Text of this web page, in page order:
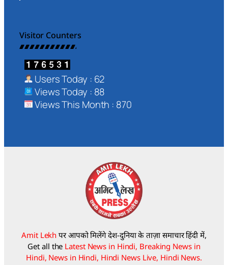
Visitor Counters
Users Today : 62
Views Today : 88
Views This Month : 870
Amit Lekh पर आपको मिलेंगे देश-दुनिया के ताज़ा समाचार हिंदी में,
Get all the Latest News in Hindi, Breaking News in
Hindi, News in Hindi, Hindi News Live, Hindi News.